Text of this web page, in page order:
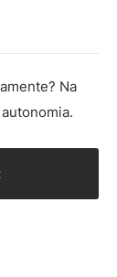
Na